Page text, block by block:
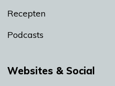
Recepten
Podcasts
Websites & Social